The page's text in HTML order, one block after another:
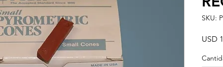
SKU:
USD